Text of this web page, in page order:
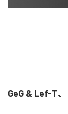
GeG & Lef-T、